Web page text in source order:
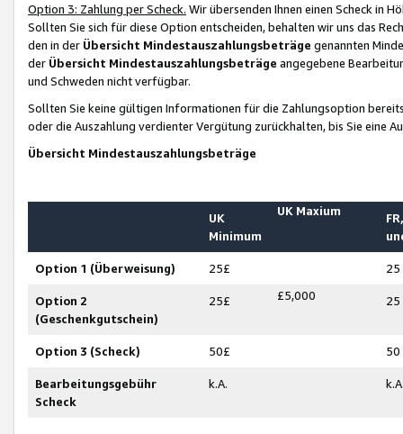
Option 3: Zahlung per Scheck. Wir übersenden Ihnen einen Scheck in
Sollten Sie sich für diese Option entscheiden, behalten wir uns das
den in der Übersicht Mindestauszahlungsbeträge genannten
der Übersicht Mindestauszahlungsbeträge angegebene
und Schweden nicht verfügbar.
Sollten Sie keine gültigen Informationen für die Zahlungsoption
oder die Auszahlung verdienter Vergütung zurückhalten, bis Sie
Übersicht Mindestauszahlungsbeträge
UK
Minimum
UK Maxium
Option 1 (Überweisung) 25£ 25
Option 2
(Geschenkgutschein)
25£ £5,000 25
Option 3 (Scheck) 50£ 50
Bearbeitungsgebühr
Scheck
k.A.